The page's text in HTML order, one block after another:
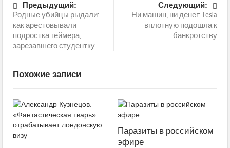
Предыдущий:
Родные убийцы рыдали:
как арестовывали
подростка-геймера,
зарезавшего студентку
Следующий:
Ни машин, ни денег: Tesla
вплотную подошла к
банкротству
Похожие записи
Паразиты в российском
эфире